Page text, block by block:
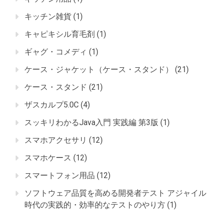
キッチン雑貨 (1)
キャピキシル育毛剤 (1)
ギャグ・コメディ (1)
ケース・ジャケット（ケース・スタンド）
(21)
ケース・スタンド (21)
ザスカルプ5.0C (4)
スッキリわかるJava入門 実践編 第3版 (1)
スマホアクセサリ (12)
スマホケース (12)
スマートフォン用品 (12)
ソフトウェア品質を高める開発者テスト アジャイル
時代の実践的・効率的なテストのやり方 (1)